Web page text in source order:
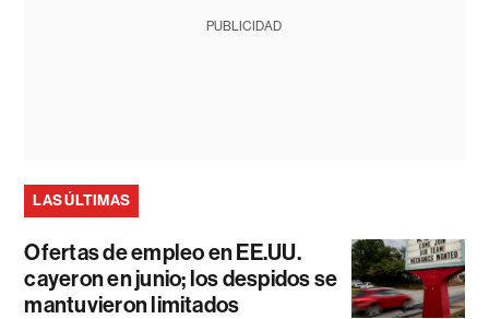
PUBLICIDAD
LAS ÚLTIMAS
Ofertas de empleo en EE.UU.
cayeron en junio; los despidos se
mantuvieron limitados